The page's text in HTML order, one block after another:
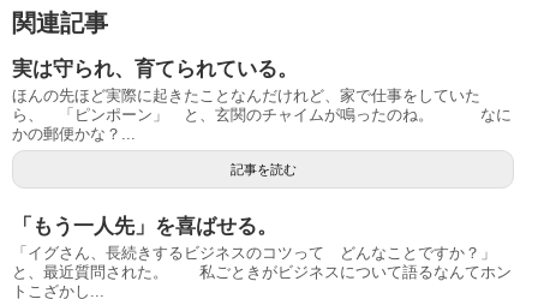
関連記事
実は守られ、育てられている。
ほんの先ほど実際に起きたことなんだけれど、家で仕事をしていた
ら、 「ピンポーン」 と、玄関のチャイムが鳴ったのね。 なに
かの郵便かな？...
記事を読む
「もう一人先」を喜ばせる。
「イグさん、長続きするビジネスのコツって どんなことですか？」
と、最近質問された。 私ごときがビジネスについて語るなんてホン
トこざかし...